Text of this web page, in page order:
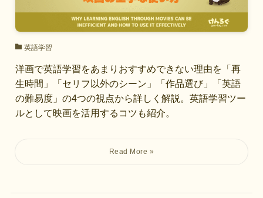
英語学習
洋画で英語学習をあまりおすすめできない理由を「再
生時間」「セリフ以外のシーン」「作品選び」「英語
の難易度」の4つの視点から詳しく解説。英語学習ツー
ルとして映画を活用するコツも紹介。